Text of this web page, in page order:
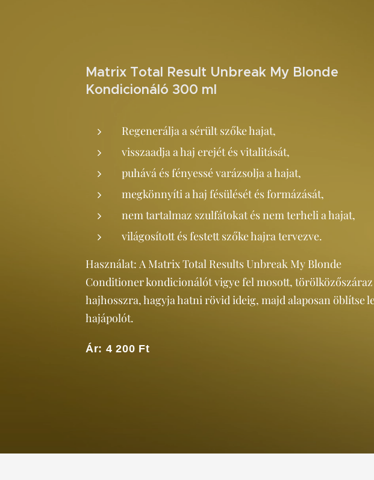
Matrix Total Result Unbreak My Blonde
Kondicionáló 300 ml
Regenerálja a sérült szőke hajat,
visszaadja a haj erejét és vitalitását,
puhává és fényessé varázsolja a hajat,
megkönnyíti a haj fésülését és formázását,
nem tartalmaz szulfátokat és nem terheli a hajat,
világosított és festett szőke hajra tervezve.
Használat: A Matrix Total Results Unbreak My Blonde
Conditioner kondicionálót vigye fel mosott, törölközőszáraz
hajhosszra, hagyja hatni rövid ideig, majd alaposan öblítse
hajápolót.
Ár: 4 200 Ft